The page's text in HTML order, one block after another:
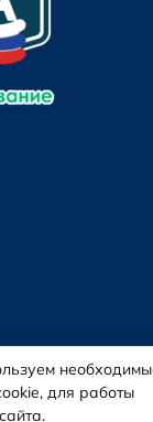
для работы